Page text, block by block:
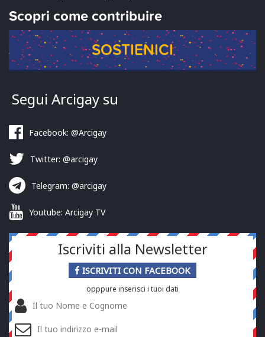
Scopri come contribuire
SOSTIENICI
Segui Arcigay su
Facebook: @Arcigay
Twitter: @arcigay
Telegram: @arcigay
Youtube: Arcigay TV
Iscriviti alla Newsletter
ISCRIVITI CON FACEBOOK
opppure inserisci i tuoi dati